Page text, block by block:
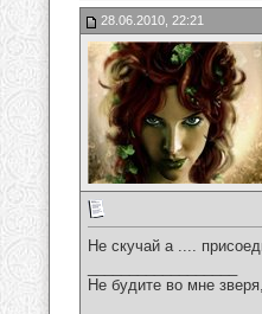
28.06.2010, 22:21
Не скучай а ....
Не будите во мне